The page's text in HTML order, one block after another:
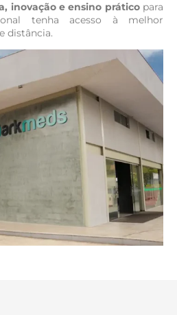
inovação e ensino práticopara
tenha acesso à melhor
distância.